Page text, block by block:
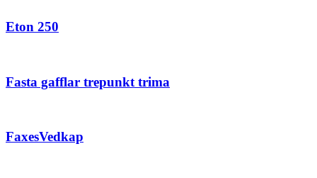
Eton 250
Fasta gafflar trepunkt trima
FaxesVedkap